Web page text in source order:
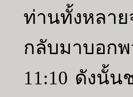
ท่านทั้งหลา
กลับมาบอก
11:10 ดังนั้น